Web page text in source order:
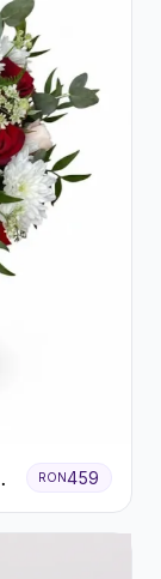
RON459